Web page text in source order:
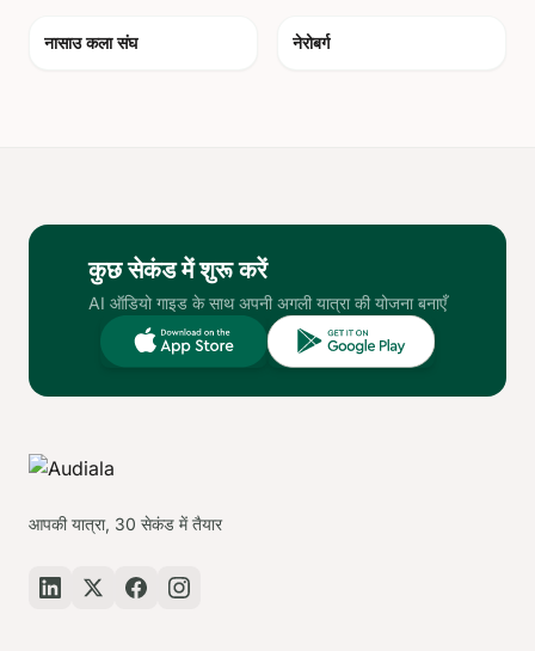
नासाउ कला संघ नेरोबर्ग
कुछ सेकंड में शुरू करें
AI ऑडियो गाइड के साथ अपनी अगली यात्रा की योजना बनाएँ
आपकी यात्रा, 30 सेकंड में तैयार